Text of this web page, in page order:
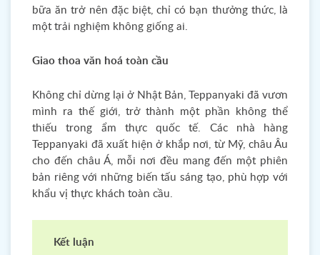
bữa ăn trở nên đặc biệt, chỉ có bạn thưởng thức, là
một trải nghiệm không giống ai.
Giao thoa văn hoá toàn cầu
Không chỉ dừng lại ở Nhật Bản, Teppanyaki đã vươn
mình ra thế giới, trở thành một phần không thể
thiếu trong ẩm thực quốc tế. Các nhà hàng
Teppanyaki đã xuất hiện ở khắp nơi, từ Mỹ, châu Âu
cho đến châu Á, mỗi nơi đều mang đến một phiên
bản riêng với những biến tấu sáng tạo, phù hợp với
khẩu vị thực khách toàn cầu.
Kết luận